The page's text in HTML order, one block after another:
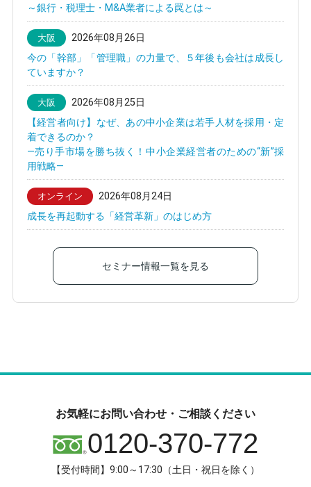
～銀行・税理士・M&A業者による罠とは～
大阪
2026年08月26日
今の「幹部」「管理職」の力量で、５年後も会社は成長し
ていますか？
大阪
2026年08月25日
【経営者向け】なぜ、あの中小企業は若手人材を採用・定
着できるのか？
—売り手市場を勝ち抜く！中小企業経営者のための“新”採
用戦略—
オンライン
2026年08月24日
成長を再起動する「経営革新」のはじめ方
セミナー情報一覧を見る
お気軽にお問い合わせ・ご相談ください
0120-370-772
【受付時間】9:00～17:30（土日・祝日を除く）